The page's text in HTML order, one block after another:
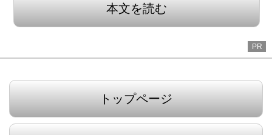
本文を読む
PR
トップページ